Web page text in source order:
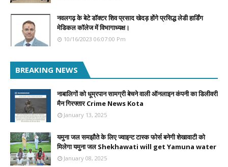
नवलगढ़ के बेटे डॉक्टर शिव प्रसाद खेदड़ होंगे प्रसिद्ध लेडी हार्डिंग
मेडिकल कॉलेज में विभागाध्यक्ष।
10/16/2023 06:07:00 Pm
BREAKING NEWS
नाबालिगों को धूम्रपान सामग्री बेचने वाली ऑनलाइन कंपनी का डिलीवरी
मैन गिरफ्तार Crime News Kota
January 13, 2025
यमुना जल समझौते के लिए ज्वाइन्ट टास्क फोर्स बनेगी शेखावाटी को
मिलेगा यमुना जल Shekhawati will get Yamuna water
January 08, 2025